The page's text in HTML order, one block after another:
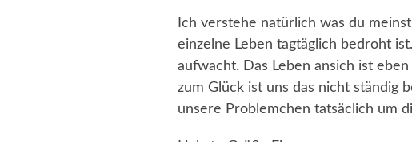
Ich verstehe natürlich was du
einzelne Leben tagtäglich bedroht
aufwacht. Das Leben ansich ist
zum Glück ist uns das nicht ständig
unsere Problemchen tatsäclich um